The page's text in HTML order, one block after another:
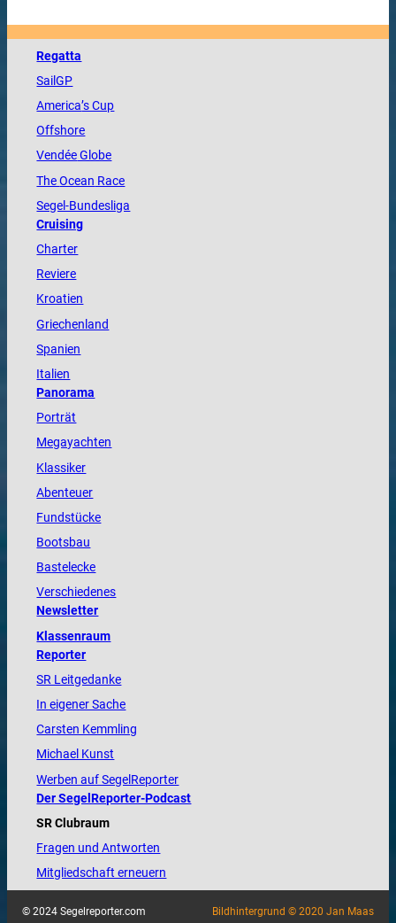
Regatta
SailGP
America’s Cup
Offshore
VendéeGlobe
TheOcean Race
Segel-Bundesliga
Cruising
Charter
Reviere
Kroatien
Griechenland
Spanien
Italien
Panorama
Porträt
Megayachten
Klassiker
Abenteuer
Fundstücke
Bootsbau
Bastelecke
Verschiedenes
Newsletter
Klassenraum
Reporter
SR Leitgedanke
In eigener Sache
Carsten Kemmling
Michael Kunst
Werben auf SegelReporter
Der SegelReporter-Podcast
SR Clubraum
Fragen und Antworten
Mitgliedschaft erneuern
© 2024 Segelreporter.com Bildhintergrund © 2020 Jan Maas